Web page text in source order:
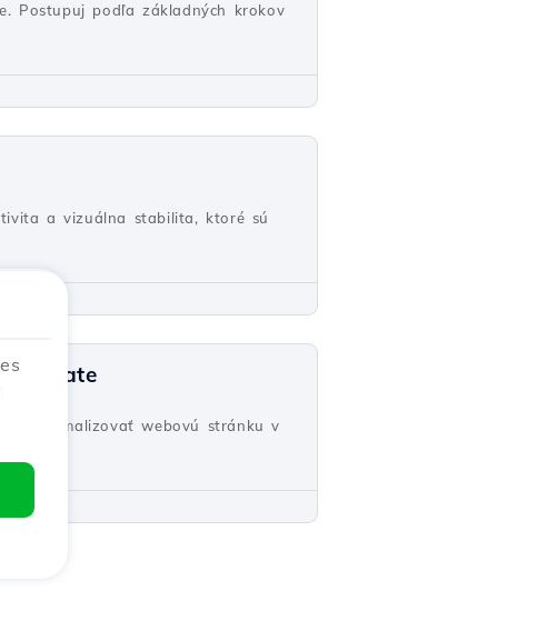
Postupuj podľa základných krokov
a vizuálna stabilita, ktoré sú
Optimalizovať webovú stránku v